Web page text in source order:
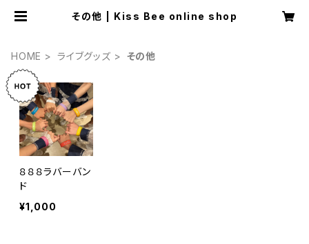
その他 | Kiss Bee online shop
HOME ライブグッズ その他
８８８ラバーバン
ド
¥1,000